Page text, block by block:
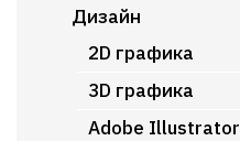
Дизайн
2D графика
3D графика
Adobe Illustrator